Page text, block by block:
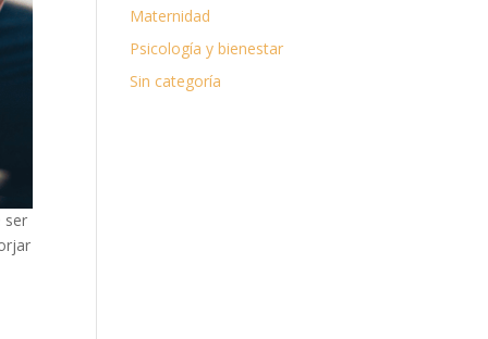
ser
Maternidad
Psicología y bienestar
Sin categoría